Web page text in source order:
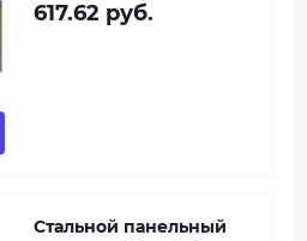
617.62 руб.
Стальной панельный